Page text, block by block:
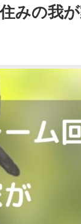
みの我